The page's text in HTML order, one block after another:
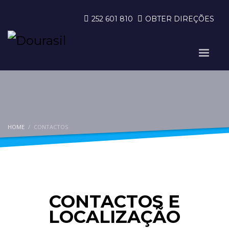
252 601 810 OBTER DIREÇÕES
HOME CONTACTOS
CONTACTOS E
LOCALIZAÇÃO